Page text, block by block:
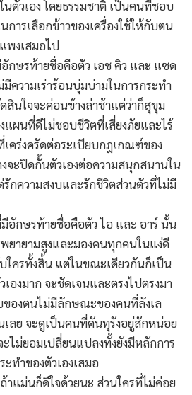
ตัวเอง โดยธรรมชาติ เป็นคนที่ชอบ
ารเลือกข้าวของเครื่องใช้ให้กับตน
พงเสมอไป
กษรท้ายชื่อคือตัว เอช คิว และ แซด
ความเร่าร้อนบุ่มบ่ามในการกระทำ
สินใจจะค่อนข้างล่าช้าแต่ว่าก็สุขุม
แผนที่ดีไม่ชอบชีวิตที่เสี่ยงภัยและไร้
คร่งครัดต่อระเบียบกฎเกณฑ์ของ
จะปิดกั้นตัวเองต่อความสนุกสนานใน
กความสงบและรักชีวิตส่วนตัวที่ไม่มี
อักษรท้ายชื่อคือตัว ไอ และ อาร์ นั้น
ยายามสูงและมองคนทุกคนในแง่ดี
ใครทั้งสิ้น แต่ในขณะเดียวกันก็เป็น
องมาก จะชัดเจนและตรงไปตรงมา
องตนไม่มีลักษณะของคนที่ลังเล
เลย จะดูเป็นคนที่ดันทุรังอยู่สักหน่อย
ไม่ยอมเปลี่ยนแปลงทั้งยังมีหลักการ
ทำของตัวเองเสมอ
าแม่นก็ดีใจด้วยนะ ส่วนใครที่ไม่ค่อย